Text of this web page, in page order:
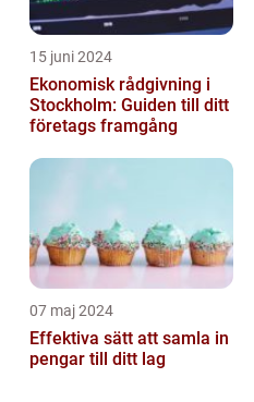
15 juni 2024
Ekonomisk rådgivning i
Stockholm: Guiden till ditt
företags framgång
07 maj 2024
Effektiva sätt att samla in
pengar till ditt lag